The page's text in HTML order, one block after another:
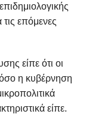
επόμενες
είπε ότι οι
η κυβέρνηση
είπε.